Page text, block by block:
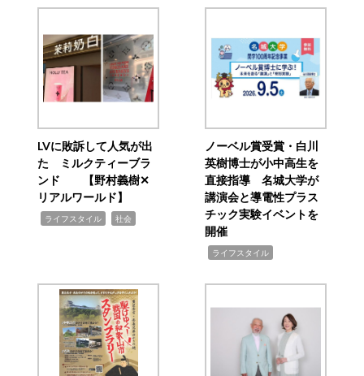
LVに敗訴して人気が出
た ミルクティーブラ
ンド 【野村義樹✕
リアルワールド】
ライフスタイル 社会
ノーベル賞受賞・白川
英樹博士が小中高生を
直接指導 名城大学が
講演会と導電性プラス
チック実験イベントを
開催
ライフスタイル